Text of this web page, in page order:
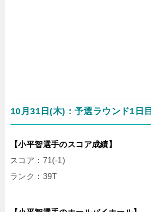
10月31日(木)：予選ラウンド1日目
【小平智選手のスコア成績】
スコア：71(-1)
ランク：39T